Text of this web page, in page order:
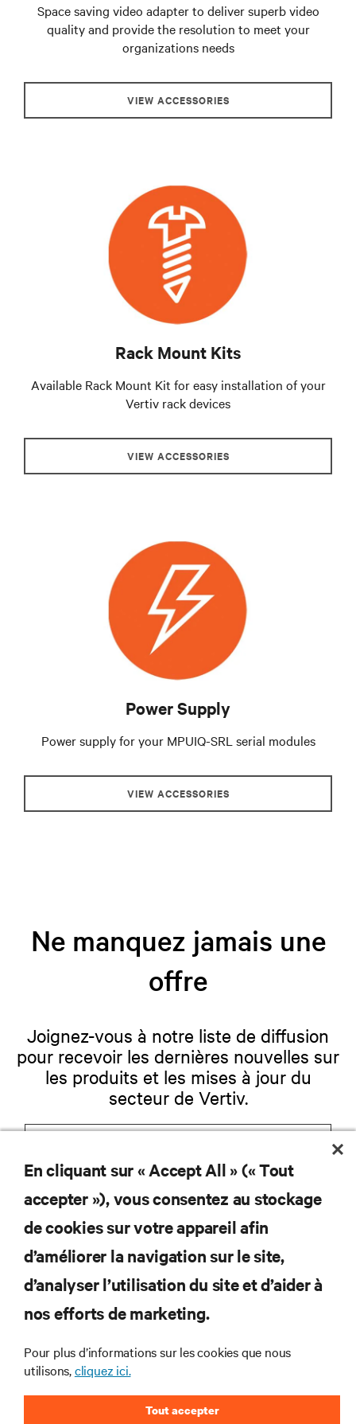
Space saving video adapter to deliver superb video
quality and provide the resolution to meet your
organizations needs
VIEW ACCESSORIES
Rack Mount Kits
Available Rack Mount Kit for easy installation of your
Vertiv rack devices
VIEW ACCESSORIES
Power Supply
Power supply for your MPUIQ-SRL serial modules
VIEW ACCESSORIES
Ne manquez jamais une
offre
Joignez-vous à notre liste de diffusion
pour recevoir les dernières nouvelles sur
les produits et les mises à jour du
secteur de Vertiv.
S'INSCRIRE
RESSOURCES
ENTREPRISE
En cliquant sur « Accept All » (« Tout
accepter »), vous consentez au stockage
de cookies sur votre appareil afin
d’améliorer la navigation sur le site,
d’analyser l’utilisation du site et d’aider à
nos efforts de marketing.
Pour plus d’informations sur les cookies que nous
utilisons,cliquez ici.
Tout accepter